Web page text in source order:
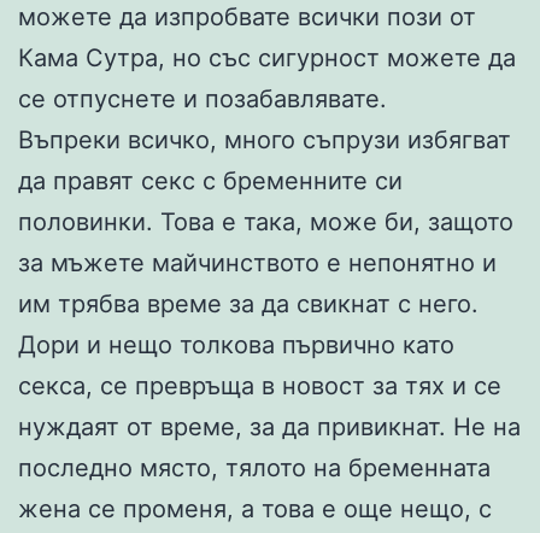
можете да изпробвате всички пози от
Кама Сутра, но със сигурност можете да
се отпуснете и позабавлявате.
Въпреки всичко, много съпрузи избягват
да правят секс с бременните си
половинки. Това е така, може би, защото
за мъжете майчинството е непонятно и
им трябва време за да свикнат с него.
Дори и нещо толкова първично като
секса, се превръща в новост за тях и се
нуждаят от време, за да привикнат. Не на
последно място, тялото на бременната
жена се променя, а това е още нещо, с